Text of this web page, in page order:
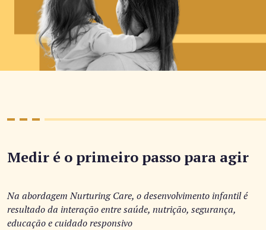
Medir é o primeiro passo para agir
Na abordagem Nurturing Care, o desenvolvimento infantil é
resultado da interação entre saúde, nutrição, segurança,
educação e cuidado responsivo